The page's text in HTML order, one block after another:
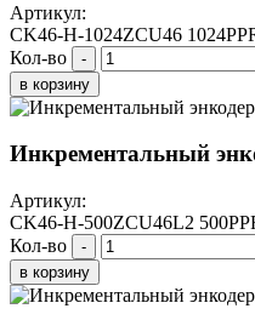
Артикул:
CK46-H-1024ZCU46
Кол-во
-
в корзину
Инкрементальный
Артикул:
CK46-H-500ZCU46L2
Кол-во
-
в корзину